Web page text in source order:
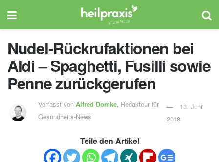
Nudel-Rückrufaktionen bei
Aldi – Spaghetti, Fusilli sowie
Penne zurückgerufen
Verfasst von Alfred Domke, Redakteur für
Gesundheits-News
13. Juni
2018
Teile den Artikel